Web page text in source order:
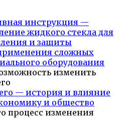
инструкция —
жидкого стекла для
и защиты
сложных
оборудования
изменить
— история и влияние
и общество
процесс изменения